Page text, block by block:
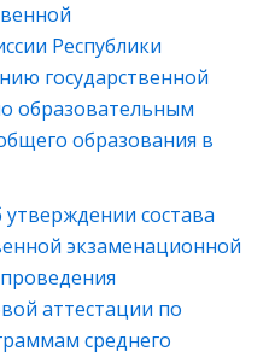
Республики
государственной
образовательным
образования в
утверждении состава
экзаменационной
аттестации по
среднего